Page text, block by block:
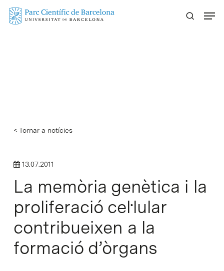
Skip
< Tornar a notícies
13.07.2011
La memòria genètica i la
proliferació cel·lular
contribueixen a la
formació d’òrgans